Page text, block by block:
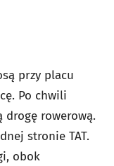
przy placu
Po chwili
drogę rowerową.
stronie TAT.
obok